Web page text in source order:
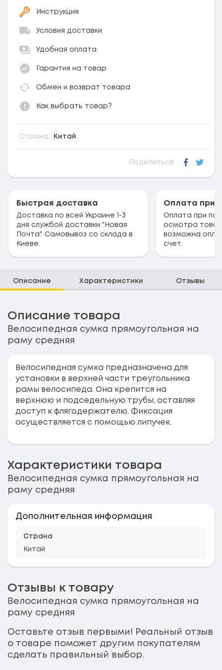
Инструкция
Условия доставки
Удобная оплата
Гарантия на товар
Обмен и возврат товара
Как выбрать товар?
Страна: Китай
Поделиться:
Быстрая доставка
Доставка по всей Украине 1-3
дня службой доставки "Новая
Почта". Самовывоз со склада в
Киеве.
Оплата при
Оплата при
осмотра
возможна
счет.
Описание Характеристики Отзывы
Описание товара
Велосипедная сумка прямоугольная на
раму средняя
Велосипедная сумка предназначена для
установки в верхней части треугольника
рамы велосипеда. Она крепится на
верхнюю и подседельную трубы, оставляя
доступ к флягодержателю. Фиксация
осуществляется с помощью липучек.
Характеристики товара
Велосипедная сумка прямоугольная на
раму средняя
Дополнительная информация
Страна
Китай
Отзывы к товару
Велосипедная сумка прямоугольная на
раму средняя
Оставьте отзыв первыми! Реальный отзыв
о товаре поможет другим покупателям
сделать правильный выбор.